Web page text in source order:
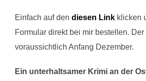
Einfach auf den diesen Link klicken
Formular direkt bei mir bestellen.
voraussichtlich Anfang Dezember.
Ein unterhaltsamer Krimi an der